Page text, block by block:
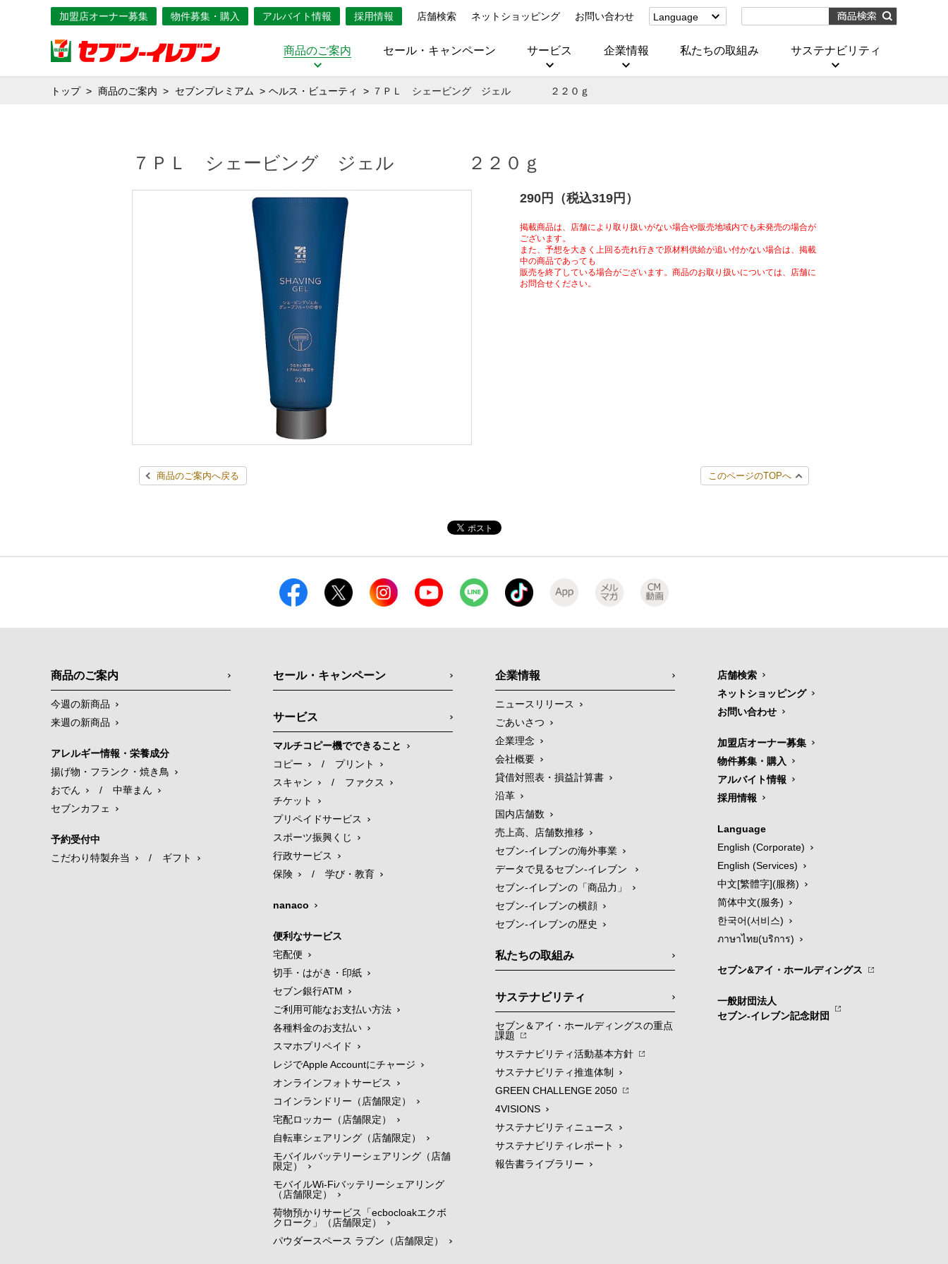
加盟店オーナー募集 物件募集・購入 アルバイト情報 採用情報 店舗検索 ネットショッピング お問い合わせ
Language
(Corporate)
商品のご案内 セール・キャンペーン サービス 企業情報 私たちの取組み サステナビリティ
トップ 商品のご案内 セブンプレミアム ヘルス・ビューティ ７ＰＬ シェービング ジェル ２２０ｇ
７ＰＬ シェービング ジェル ２２０ｇ
290円（税込319円）
掲載商品は、店舗により取り扱いがない場合や販売地域内でも未発売の場合が
ございます。
また、予想を大きく上回る売れ行きで原材料供給が追い付かない場合は、掲載
中の商品であっても
販売を終了している場合がございます。商品のお取り扱いについては、店舗に
お問合せください。
商品のご案内へ戻る このページのTOPへ
商品のご案内
今週の新商品
来週の新商品
アレルギー情報・栄養成分
揚げ物・フランク・焼き鳥
おでん
/
中華まん
セブンカフェ
予約受付中
こだわり特製弁当
/ ギフト
セール・キャンペーン
サービス
マルチコピー機でできること
コピー
/
プリント
スキャン
/
ファクス
チケット
プリペイドサービス
スポーツ振興くじ
行政サービス
保険
/ 学び・教育
nanaco
便利なサービス
宅配便
切手・はがき・印紙
セブン銀行ATM
ご利用可能なお支払い方法
各種料金のお支払い
スマホプリペイド
レジでApple Accountにチャージ
オンラインフォトサービス
コインランドリー（店舗限定）
宅配ロッカー（店舗限定）
自転車シェアリング（店舗限定）
モバイルバッテリーシェアリング（店舗
限定）
モバイルWi-Fiバッテリーシェアリング
（店舗限定）
荷物預かりサービス「ecbocloakエクボ
クローク」（店舗限定）
パウダースペース ラブン（店舗限定）
企業情報
ニュースリリース
ごあいさつ
企業理念
会社概要
貸借対照表・損益計算書
沿革
国内店舗数
売上高、店舗数推移
セブン‐イレブンの海外事業
データで見るセブン‐イレブン
セブン‐イレブンの「商品力」
セブン-イレブンの横顔
セブン-イレブンの歴史
私たちの取組み
サステナビリティ
セブン＆アイ・ホールディングスの重点
課題
サステナビリティ活動基本方針
サステナビリティ推進体制
GREEN CHALLENGE 2050
4VISIONS
サステナビリティニュース
サステナビリティレポート
報告書ライブラリー
店舗検索
ネットショッピング
お問い合わせ
加盟店オーナー募集
物件募集・購入
アルバイト情報
採用情報
Language
English (Corporate)
English (Services)
中文[繁體字](服務)
简体中文(服务)
한국어(서비스)
ภาษาไทย(บริการ)
セブン&アイ・ホールディングス
一般財団法人
セブン-イレブン記念財団